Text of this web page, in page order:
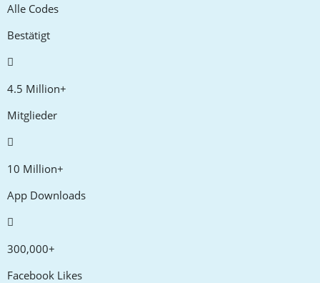
Alle Codes
Bestätigt
4.5 Million+
Mitglieder
10 Million+
App Downloads
300,000+
Facebook Likes